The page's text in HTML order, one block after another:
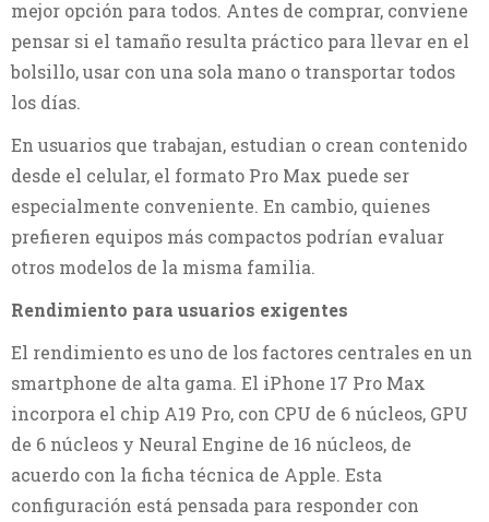
mejor opción para todos. Antes de comprar, conviene
pensar si el tamaño resulta práctico para llevar en el
bolsillo, usar con una sola mano o transportar todos
los días.
En usuarios que trabajan, estudian o crean contenido
desde el celular, el formato Pro Max puede ser
especialmente conveniente. En cambio, quienes
prefieren equipos más compactos podrían evaluar
otros modelos de la misma familia.
Rendimiento para usuarios exigentes
El rendimiento es uno de los factores centrales en un
smartphone de alta gama. El iPhone 17 Pro Max
incorpora el chip A19 Pro, con CPU de 6 núcleos, GPU
de 6 núcleos y Neural Engine de 16 núcleos, de
acuerdo con la ficha técnica de Apple. Esta
configuración está pensada para responder con